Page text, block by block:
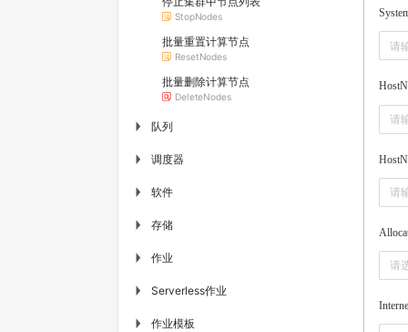
StopNodes
批量重置计算节点
ResetNodes
批量删除计算节点
DeleteNodes
▶ 队列
▶ 调度器
▶ 软件
▶ 存储
▶ 作业
▶ Serverless作业
▶ 作业模板
请